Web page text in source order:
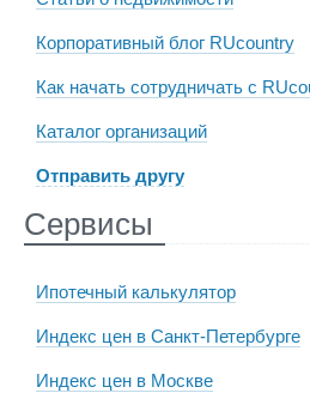
Корпоративный блог RUcountry
Как начать сотрудничать с
Каталог организаций
Отправить другу
Сервисы
Ипотечный калькулятор
Индекс цен в Санкт-Петербурге
Индекс цен в Москве